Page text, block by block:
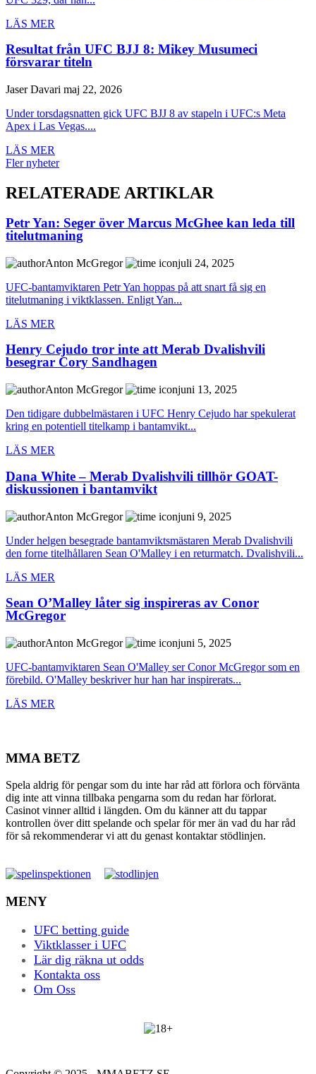
LÄS MER
Resultat från UFC BJJ 8: Mikey Musumeci
försvarar titeln
Jaser Davari maj 22, 2026
Under torsdagsnatten gick UFC BJJ 8 av stapeln i UFC:s Meta
Apex i Las Vegas....
LÄS MER
Fler nyheter
RELATERADE ARTIKLAR
Petr Yan: Seger över Marcus McGhee kan leda till
titelutmaning
Anton McGregor
juli 24, 2025
UFC-bantamviktaren Petr Yan hoppas på att snart få sig en
titelutmaning i viktklassen. Enligt Yan...
LÄS MER
Henry Cejudo tror inte att Merab Dvalishvili
besegrar Cory Sandhagen
Anton McGregor
juni 13, 2025
Den tidigare dubbelmästaren i UFC Henry Cejudo har spekulerat
kring en potentiell titelkamp i bantamvikt...
LÄS MER
Dana White – Merab Dvalishvili tillhör GOAT-
diskussionen i bantamvikt
Anton McGregor
juni 9, 2025
Under helgen besegrade bantamviktsmästaren Merab Dvalishvili
den forne titelhållaren Sean O'Malley i en returmatch. Dvalishvili...
LÄS MER
Sean O’Malley låter sig inspireras av Conor
McGregor
Anton McGregor
juni 5, 2025
UFC-bantamviktaren Sean O'Malley ser Conor McGregor som en
förebild. O'Malley beskriver hur han har inspirerats...
LÄS MER
MMA BETZ
Spela aldrig för pengar som du inte har råd att förlora och förvänta
dig inte att vinna tillbaka pengarna som du redan har förlorat.
Casinot vinner alltid i längden. Om du känner att du tappar
kontrollen över ditt spelande och spelar för mer än vad du har råd
för så rekommenderar vi att du genast kontaktar stödlinjen.
MENY
UFC betting guide
Viktklasser i UFC
Lär dig räkna ut odds
Kontakta oss
Om Oss